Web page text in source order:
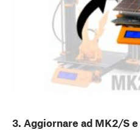
3. Aggiornare ad MK2/S